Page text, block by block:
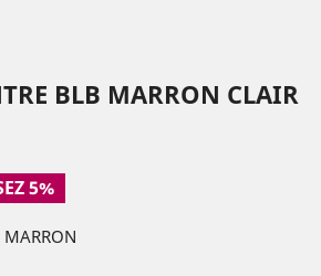
BLB MARRON CLAIR
5%
MARRON